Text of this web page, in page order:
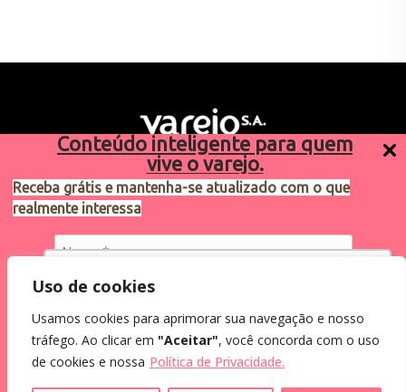
Conteúdo inteligente para quem
vive o varejo.
Receba grátis e mantenha-se atualizado com o que
realmente interessa
Eu concordo em receber comunicações.
Ao informar meus dados, eu concordo com a
Utilizamos cookies para oferecer melhor
como você interage em nosso site e
personalizar conteúdo.
Uso de cookies
Usamos cookies para aprimorar sua navegação e nosso
tráfego. Ao clicar em "Aceitar", você concorda com o uso
de cookies e nossa Política de Privacidade.
Sugestões de pauta
varejosa@cndl.org.br
2024®. Todos os direitos reservados.